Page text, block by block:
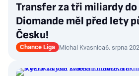
Transfer za tři miliardy
Diomande měl před lety
Česku!
Chance Liga Michal Kvasnica6. srpna